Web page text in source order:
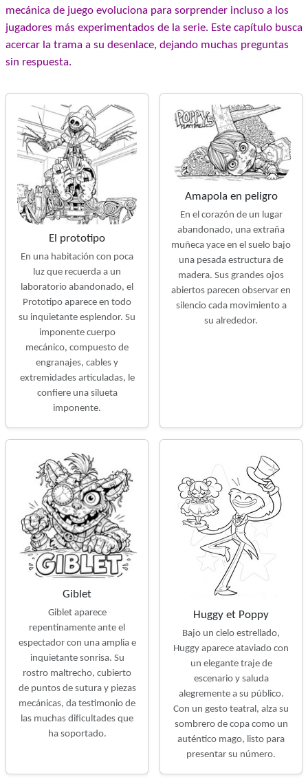
mecánica de juego evoluciona para sorprender incluso a los
jugadores más experimentados de la serie. Este capítulo busca
acercar la trama a su desenlace, dejando muchas preguntas
sin respuesta.
El prototipo
En una habitación con poca
luz que recuerda a un
laboratorio abandonado, el
Prototipo aparece en todo
su inquietante esplendor. Su
imponente cuerpo
mecánico, compuesto de
engranajes, cables y
extremidades articuladas, le
confiere una silueta
imponente.
Amapola en peligro
En el corazón de un lugar
abandonado, una extraña
muñeca yace en el suelo bajo
una pesada estructura de
madera. Sus grandes ojos
abiertos parecen observar en
silencio cada movimiento a
su alrededor.
Giblet
Giblet aparece
repentinamente ante el
espectador con una amplia e
inquietante sonrisa. Su
rostro maltrecho, cubierto
de puntos de sutura y piezas
mecánicas, da testimonio de
las muchas dificultades que
ha soportado.
Huggy et Poppy
Bajo un cielo estrellado,
Huggy aparece ataviado con
un elegante traje de
escenario y saluda
alegremente a su público.
Con un gesto teatral, alza su
sombrero de copa como un
auténtico mago, listo para
presentar su número.